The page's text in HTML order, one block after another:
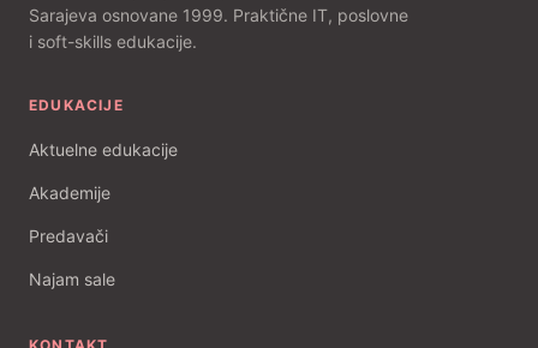
Sarajeva osnovane 1999. Praktične IT, poslovne
i soft-skills edukacije.
EDUKACIJE
Aktuelne edukacije
Akademije
Predavači
Najam sale